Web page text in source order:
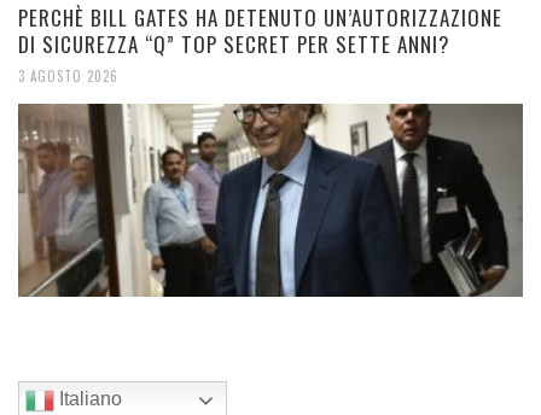
PERCHÈ BILL GATES HA DETENUTO UN’AUTORIZZAZIONE
DI SICUREZZA “Q” TOP SECRET PER SETTE ANNI?
3 AGOSTO 2026
Italiano